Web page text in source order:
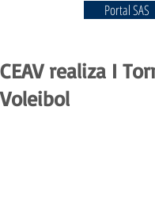
Portal SAS
CEAV realiza I
Voleibol